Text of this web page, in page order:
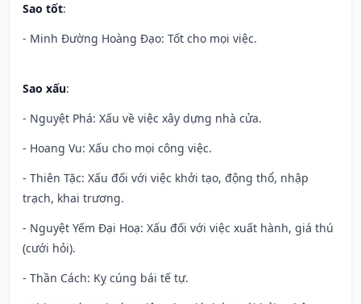
Sao tốt:
- Minh Đường Hoàng Đạo: Tốt cho mọi việc.
Sao xấu:
- Nguyệt Phá: Xấu về việc xây dựng nhà cửa.
- Hoang Vu: Xấu cho mọi công việc.
- Thiên Tặc: Xấu đối với việc khởi tạo, động thổ, nhập
trạch, khai trương.
- Nguyệt Yếm Đại Hoạ: Xấu đối với việc xuất hành, giá thú
(cưới hỏi).
- Thần Cách: Kỵ cúng bái tế tự.